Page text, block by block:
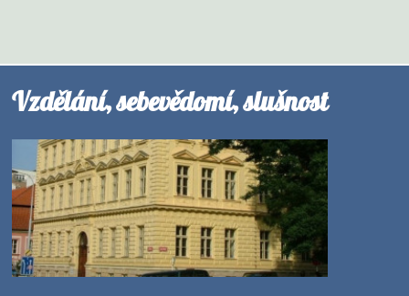
Vzdělání, sebevědomí, slušnost